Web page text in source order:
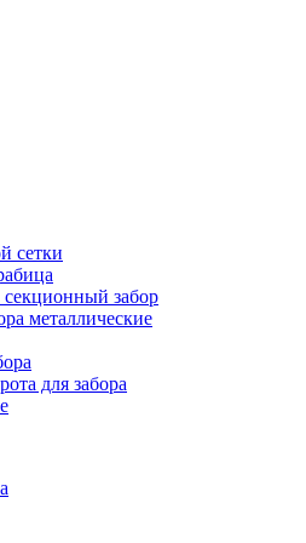
сетки
забор
металлические
для забора